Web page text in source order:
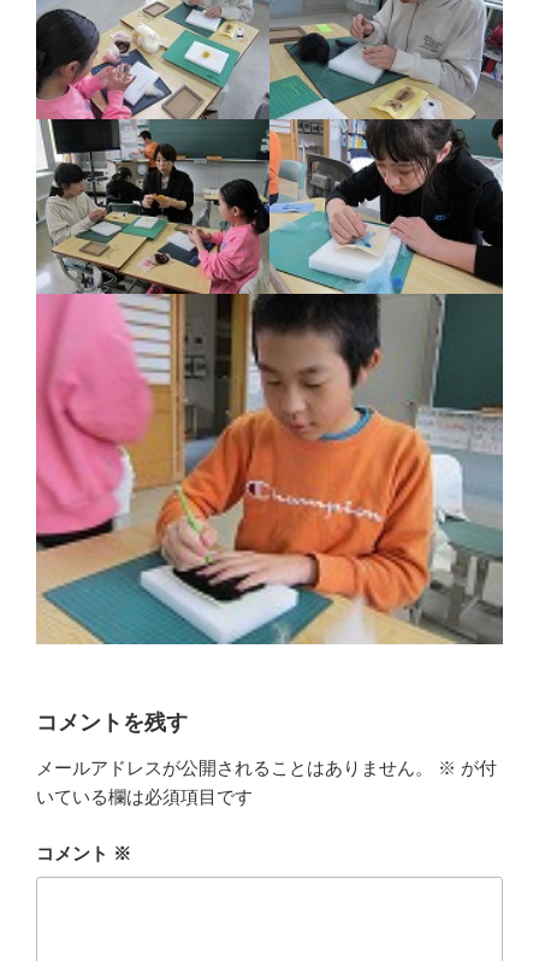
コメントを残す
メールアドレスが公開されることはありません。 ※ が付
いている欄は必須項目です
コメント ※